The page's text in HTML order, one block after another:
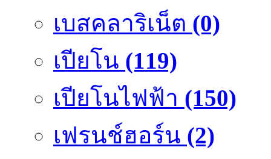
เบสคลาริเน็ต (0)
เปียโน (119)
เปียโนไฟฟ้า (150)
เฟรนช์ฮอร์น (2)